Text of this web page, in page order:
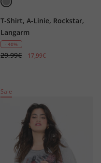
T-Shirt, A-Linie, Rockstar,
Langarm
- 40%
29,99€ 17,99€
Sale